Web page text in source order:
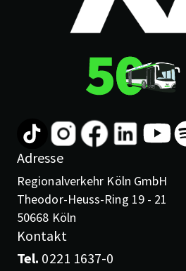
Adresse
Regionalverkehr Köln GmbH
Theodor-Heuss-Ring 19 - 21
50668 Köln
Kontakt
Tel. 0221 1637-0